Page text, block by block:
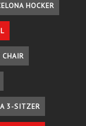
HOCKER
CHAIR
3-SITZER